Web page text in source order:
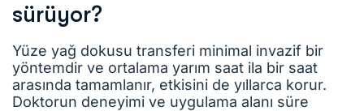
sürüyor?
Yüze yağ dokusu transferi minimal invazif bir
yöntemdir ve ortalama yarım saat ila bir saat
arasında tamamlanır, etkisini de yıllarca korur.
Doktorun deneyimi ve uygulama alanı süre